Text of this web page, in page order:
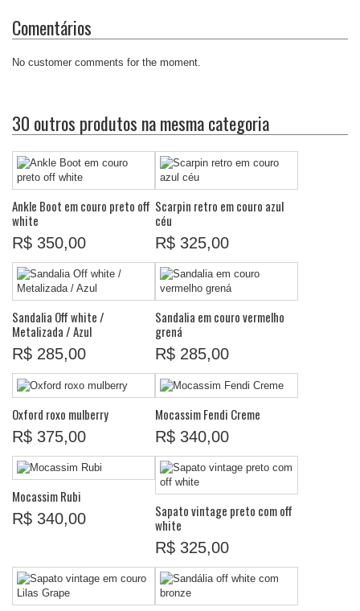
Comentários
No customer comments for the moment.
30 outros produtos na mesma categoria
Ankle Boot em couro preto off
white
R$ 350,00
Scarpin retro em couro azul
céu
R$ 325,00
Sandalia Off white /
Metalizada / Azul
R$ 285,00
Sandalia em couro vermelho
grená
R$ 285,00
Oxford roxo mulberry
R$ 375,00
Mocassim Fendi Creme
R$ 340,00
Mocassim Rubi
R$ 340,00
Sapato vintage preto com off
white
R$ 325,00